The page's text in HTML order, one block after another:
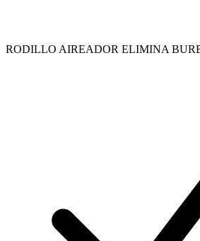
RODILLO AIREADOR ELIMINA